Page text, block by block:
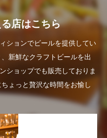
店はこちら
ションでビールを提供してい
、新鮮なクラフトビールを出
ショップでも販売しておりま
ょっと贅沢な時間をお愉し